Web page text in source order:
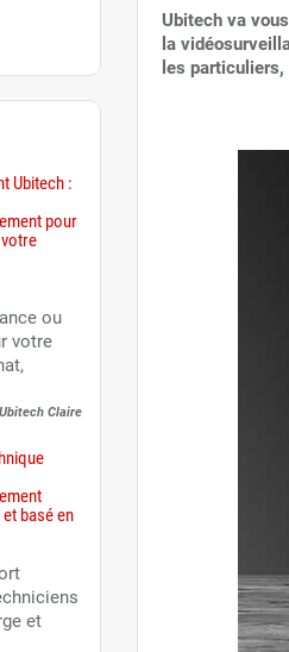
Ubitech :
pour
ou
votre
Ubitech Claire
basé en
et
Ubitech va
la
les